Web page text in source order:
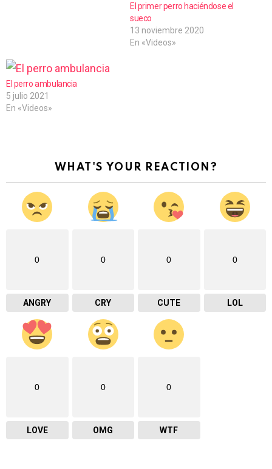
El primer perro haciéndose el
sueco
13 noviembre 2020
En «Videos»
El perro ambulancia
5 julio 2021
En «Videos»
WHAT'S YOUR REACTION?
0
ANGRY
0
CRY
0
CUTE
0
LOL
0
LOVE
0
OMG
0
WTF